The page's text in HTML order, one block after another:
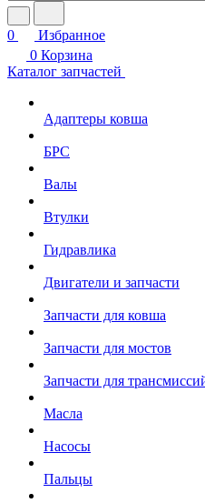
0
Избранное
0 Корзина
Каталог запчастей
Адаптеры ковша
БРС
Валы
Втулки
Гидравлика
Двигатели и запчасти
Запчасти для ковша
Запчасти для мостов
Запчасти для
Масла
Насосы
Пальцы